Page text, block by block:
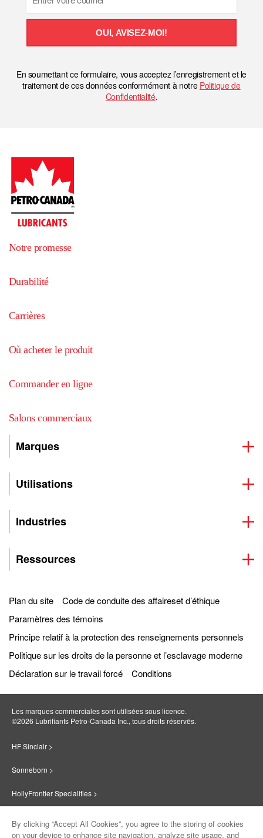
OUI, AVISEZ-MOI!
En soumettant ce formulaire, vous acceptez l’enregistrement et le
traitement de ces données conformément à notre Politique de
Confidentialité.
Notre promesse
Durabilité
Carrières
Où acheter le produit
Commander en ligne
Salons commerciaux
Marques
Utilisations
Industries
Ressources
Plan du site
Code de conduite des affaireset d’éthique
Paramètres des témoins
Principe relatif à la protection des renseignements personnels
Politique sur les droits de la personne et l’esclavage moderne
Déclaration sur le travail forcé
Conditions
Les marques commerciales sont utilisées sous licence.
©2026 Lubrifiants Petro‐Canada Inc., tous droits réservés.
HF Sinclair >
Sonneborn >
HollyFrontier Specialities >
By clicking “Accept All Cookies”, you agree to the storing of cookies
on your device to enhance site navigation, analyze site usage, and